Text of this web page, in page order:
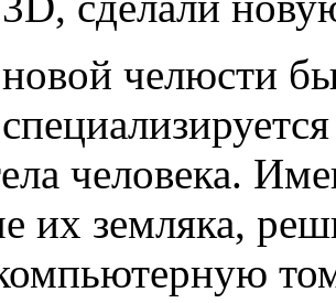
челюсти
человека.
их земляка,